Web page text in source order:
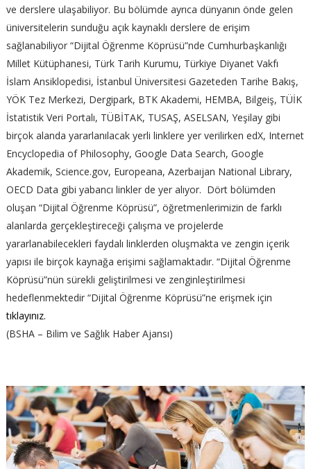
ve derslere ulaşabiliyor. Bu bölümde ayrıca dünyanın önde gelen
üniversitelerin sunduğu açık kaynaklı derslere de erişim
sağlanabiliyor “Dijital Öğrenme Köprüsü”nde Cumhurbaşkanlığı
Millet Kütüphanesi, Türk Tarih Kurumu, Türkiye Diyanet Vakfı
İslam Ansiklopedisi, İstanbul Üniversitesi Gazeteden Tarihe Bakış,
YÖK Tez Merkezi, Dergipark, BTK Akademi, HEMBA, Bilgeiş, TÜİK
İstatistik Veri Portalı, TÜBİTAK, TUSAŞ, ASELSAN, Yeşilay gibi
birçok alanda yararlanılacak yerli linklere yer verilirken edX, Internet
Encyclopedia of Philosophy, Google Data Search, Google
Akademik, Science.gov, Europeana, Azerbaıjan National Library,
OECD Data gibi yabancı linkler de yer alıyor. Dört bölümden
oluşan “Dijital Öğrenme Köprüsü”, öğretmenlerimizin de farklı
alanlarda gerçekleştireceği çalışma ve projelerde
yararlanabilecekleri faydalı linklerden oluşmakta ve zengin içerik
yapısı ile birçok kaynağa erişimi sağlamaktadır. “Dijital Öğrenme
Köprüsü”nün sürekli geliştirilmesi ve zenginleştirilmesi
hedeflenmektedir “Dijital Öğrenme Köprüsü”ne erişmek için
tıklayınız.
(BSHA – Bilim ve Sağlık Haber Ajansı)